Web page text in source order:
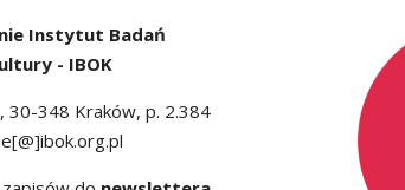
Instytut Badań
- IBOK
30-348 Kraków, p. 2.384